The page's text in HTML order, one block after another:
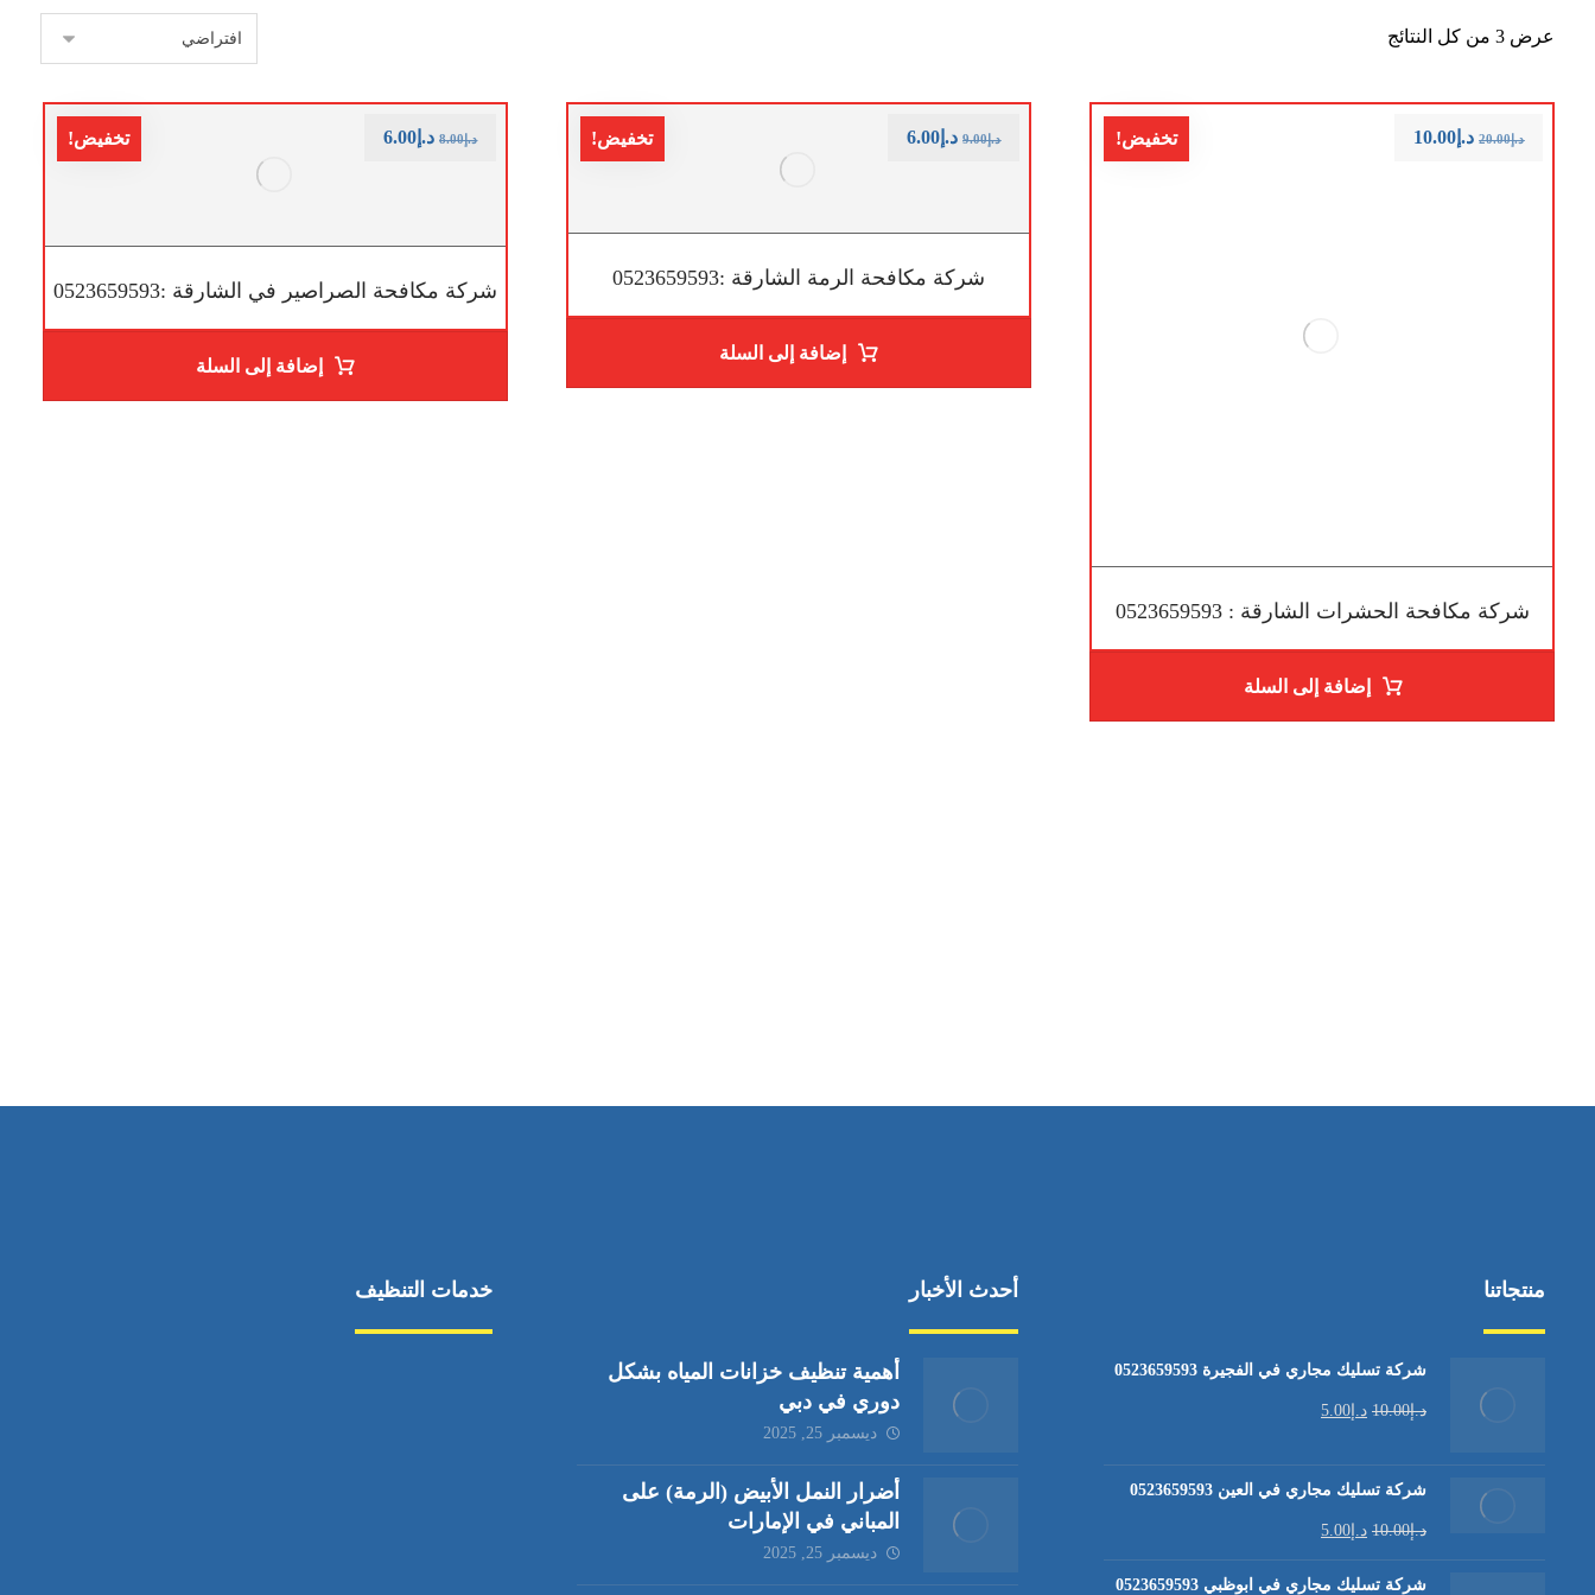
عرض ⁦3⁩ من كل النتائج
تخفيض!
شركة مكافحة الحشرات الشارقة : 0523659593
د.إ20.00 د.إ 10.00
إضافة إلى السلة
تخفيض!
شركة مكافحة الرمة الشارقة :0523659593
د.إ9.00 د.إ 6.00
إضافة إلى السلة
تخفيض!
شركة مكافحة الصراصير في الشارقة :0523659593
د.إ8.00 د.إ 6.00
إضافة إلى السلة
منتجاتنا
شركة تسليك مجاري في الفجيرة 0523659593
د.إ10.00 د.إ 5.00
شركة تسليك مجاري في العين 0523659593
د.إ10.00 د.إ 5.00
شركة تسليك مجاري في ابوظبي 0523659593
أحدث الأخبار
أهمية تنظيف خزانات المياه بشكل
دوري في دبي
ديسمبر 25, 2025
أضرار النمل الأبيض (الرمة) على
المباني في الإمارات
ديسمبر 25, 2025
خدمات التنظيف